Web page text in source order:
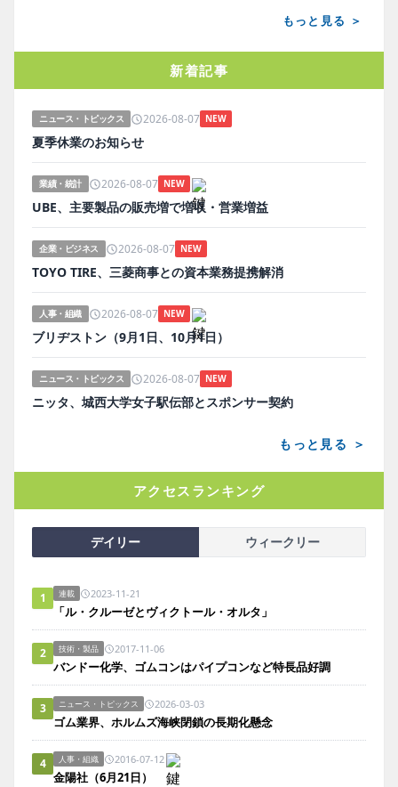
もっと見る ＞
新着記事
ニュース・トピックス 2026-08-07 NEW
夏季休業のお知らせ
業績・統計 2026-08-07 NEW
UBE、主要製品の販売増で増収・営業増益
企業・ビジネス 2026-08-07 NEW
TOYO TIRE、三菱商事との資本業務提携解消
人事・組織 2026-08-07 NEW
ブリヂストン（9月1日、10月1日）
ニュース・トピックス 2026-08-07 NEW
ニッタ、城西大学女子駅伝部とスポンサー契約
もっと見る ＞
アクセスランキング
デイリー ウィークリー
1 連載 2023-11-21
「ル・クルーゼとヴィクトール・オルタ」
2 技術・製品 2017-11-06
バンドー化学、ゴムコンはパイプコンなど特長品好調
3 ニュース・トピックス 2026-03-03
ゴム業界、ホルムズ海峡閉鎖の長期化懸念
4 人事・組織 2016-07-12
金陽社（6月21日）